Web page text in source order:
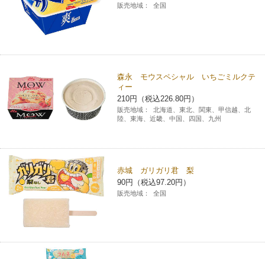
販売地域： 全国
森永 モウスペシャル いちごミルクテ
ィー
210円（税込226.80円）
販売地域：
北海道、東北、関東、甲信越、北
陸、東海、近畿、中国、四国、九州
赤城 ガリガリ君 梨
90円（税込97.20円）
販売地域： 全国